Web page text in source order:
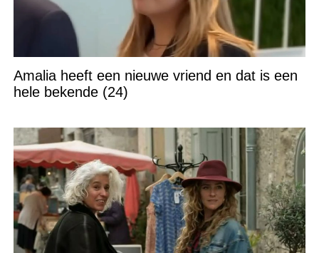
Amalia heeft een nieuwe vriend en dat is een
hele bekende (24)